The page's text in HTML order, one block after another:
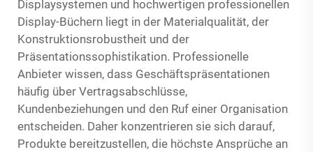
Displaysystemen und hochwertigen professionellen
Display-Büchern liegt in der Materialqualität, der
Konstruktionsrobustheit und der
Präsentationssophistikation. Professionelle
Anbieter wissen, dass Geschäftspräsentationen
häufig über Vertragsabschlüsse,
Kundenbeziehungen und den Ruf einer Organisation
entscheiden. Daher konzentrieren sie sich darauf,
Produkte bereitzustellen, die höchste Ansprüche an